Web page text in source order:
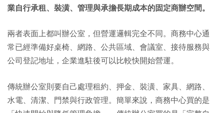
業自行承租、裝潢、管理與承擔長期成本的固定商辦空間。
兩者表面上都叫辦公室，但營運邏輯完全不同。商務中心通
常已經準備好桌椅、網路、公共區域、會議室、接待服務與
公司登記地址，企業進駐後可以比較快開始營運。
傳統辦公室則要自己處理租約、押金、裝潢、家具、網路、
水電、清潔、門禁與行政管理。簡單來說，商務中心買的是